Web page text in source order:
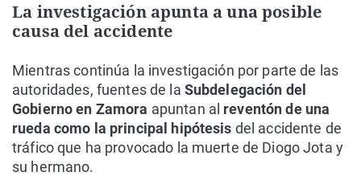
La investigación apunta a una posible
causa del accidente
Mientras continúa la investigación por parte de las
autoridades, fuentes de la Subdelegación del
Gobierno en Zamora apuntan al reventón de una
rueda como la principal hipótesis del accidente de
tráfico que ha provocado la muerte de Diogo Jota y
su hermano.